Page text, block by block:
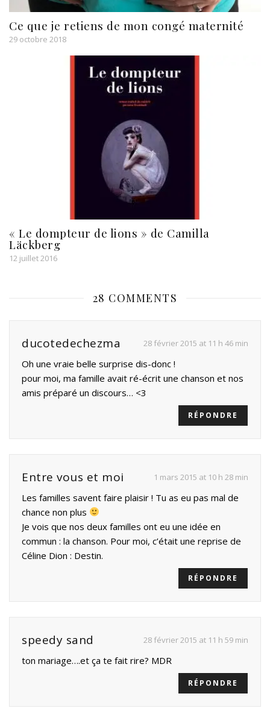
Ce que je retiens de mon congé maternité
29 octobre 2018
« Le dompteur de lions » de Camilla
Läckberg
12 juillet 2016
28 COMMENTS
ducotedechezma 28 février 2015 at 11 h 46 min
Oh une vraie belle surprise dis-donc !
pour moi, ma famille avait ré-écrit une chanson et nos
amis préparé un discours… <3
RÉPONDRE
Entre vous et moi 1 mars 2015 at 10 h 28 min
Les familles savent faire plaisir ! Tu as eu pas mal de
chance non plus
Je vois que nos deux familles ont eu une idée en
commun : la chanson. Pour moi, c’était une reprise de
Céline Dion : Destin.
RÉPONDRE
speedy sand 28 février 2015 at 11 h 59 min
ton mariage….et ça te fait rire? MDR
RÉPONDRE